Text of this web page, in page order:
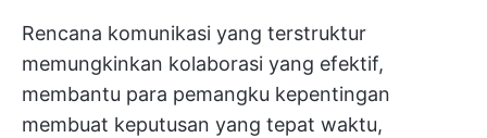
Rencana komunikasi yang terstruktur
memungkinkan kolaborasi yang efektif,
membantu para pemangku kepentingan
membuat keputusan yang tepat waktu,